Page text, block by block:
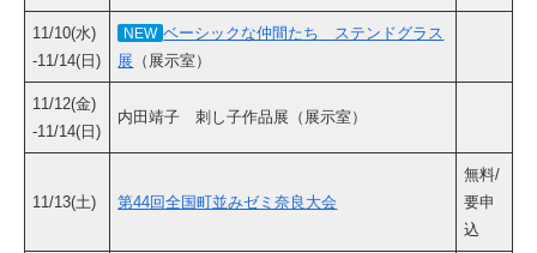
11/10(水)
-11/14(日)
NEW ベーシックな仲間たち ステンドグラス
展 （展示室）
11/12(金)
-11/14(日)
内田靖子 刺し子作品展（展示室）
11/13(土) 第44回全国町並みゼミ奈良大会
無料/
要申
込